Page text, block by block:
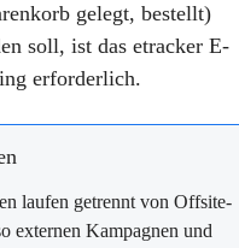
gelegt, bestellt)
soll, ist das etracker E-
erforderlich.
laufen getrennt von Offsite-
externen Kampagnen und